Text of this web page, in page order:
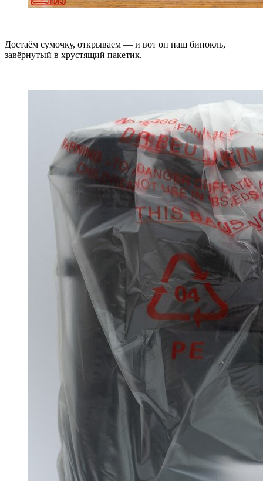
Достаём сумочку, открываем — и вот он наш бинокль,
завёрнутый в хрустящий пакетик.